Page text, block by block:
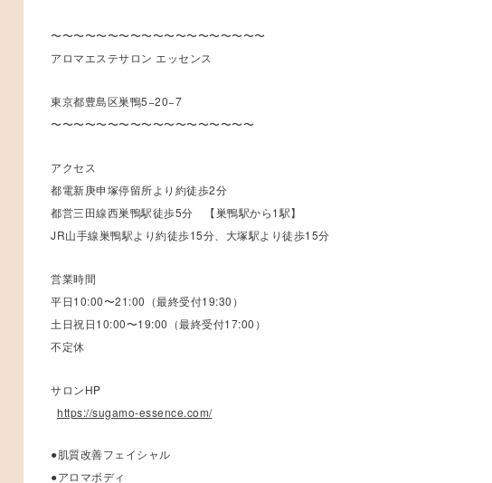
〜〜〜〜〜〜〜〜〜〜〜〜〜〜〜〜〜〜〜
アロマエステサロン エッセンス
東京都豊島区巣鴨5−20−7
〜〜〜〜〜〜〜〜〜〜〜〜〜〜〜〜〜〜
アクセス
都電新庚申塚停留所より約徒歩2分
都営三田線西巣鴨駅徒歩5分 【巣鴨駅から1駅】
JR山手線巣鴨駅より約徒歩15分、大塚駅より徒歩15分
営業時間
平日10:00〜21:00（最終受付19:30）
土日祝日10:00〜19:00（最終受付17:00）
不定休
サロンHP
https://sugamo-essence.com/
●肌質改善フェイシャル
●アロマボディ